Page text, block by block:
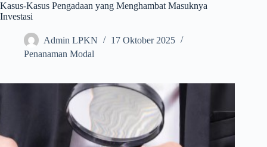
Kasus-Kasus Pengadaan yang Menghambat Masuknya
Investasi
Admin LPKN
17 Oktober 2025
Penanaman Modal